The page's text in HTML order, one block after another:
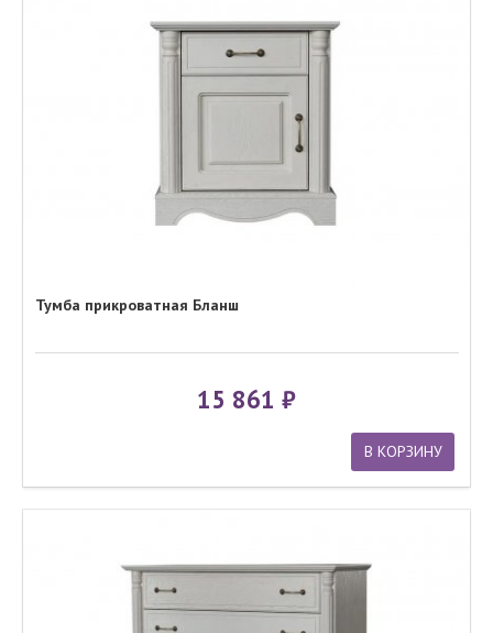
Тумба прикроватная Бланш
15 861
В КОРЗИНУ